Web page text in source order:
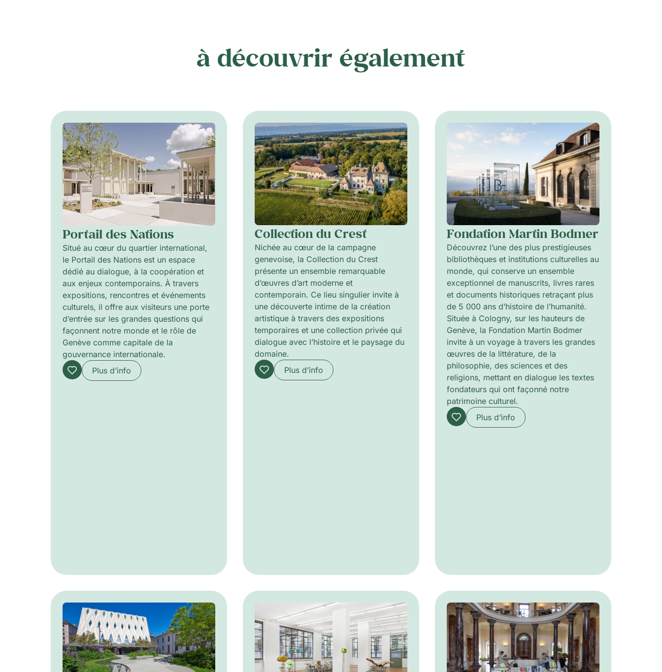
à découvrir également
Portail des Nations
Situé au cœur du quartier international,
le Portail des Nations est un espace
dédié au dialogue, à la coopération et
aux enjeux contemporains. À travers
expositions, rencontres et événements
culturels, il offre aux visiteurs une porte
d’entrée sur les grandes questions qui
façonnent notre monde et le rôle de
Genève comme capitale de la
gouvernance internationale.
Plus d’info
Collection du Crest
Nichée au cœur de la campagne
genevoise, la Collection du Crest
présente un ensemble remarquable
d’œuvres d’art moderne et
contemporain. Ce lieu singulier invite à
une découverte intime de la création
artistique à travers des expositions
temporaires et une collection privée qui
dialogue avec l’histoire et le paysage du
domaine.
Plus d’info
Fondation Martin Bodmer
Découvrez l’une des plus prestigieuses
bibliothèques et institutions culturelles au
monde, qui conserve un ensemble
exceptionnel de manuscrits, livres rares
et documents historiques retraçant plus
de 5 000 ans d’histoire de l’humanité.
Située à Cologny, sur les hauteurs de
Genève, la Fondation Martin Bodmer
invite à un voyage à travers les grandes
œuvres de la littérature, de la
philosophie, des sciences et des
religions, mettant en dialogue les textes
fondateurs qui ont façonné notre
patrimoine culturel.
Plus d’info